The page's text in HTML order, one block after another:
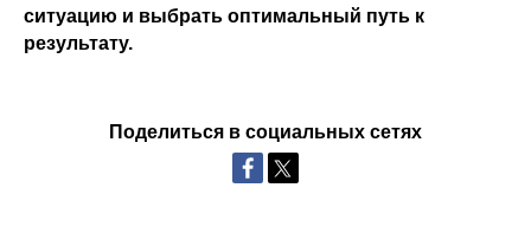
ситуацию и выбрать оптимальный путь к
результату.
Поделиться в социальных сетях